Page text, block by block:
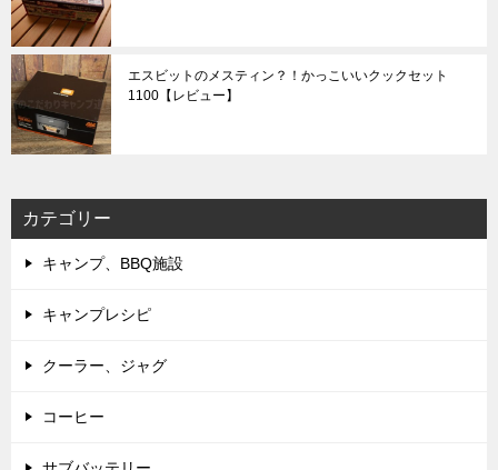
エスビットのメスティン？！かっこいいクックセット
1100【レビュー】
カテゴリー
キャンプ、BBQ施設
キャンプレシピ
クーラー、ジャグ
コーヒー